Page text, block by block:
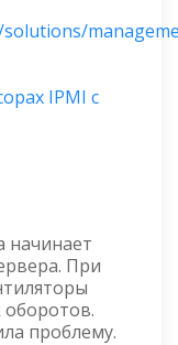
IPMI с
начинает
При
проблему.